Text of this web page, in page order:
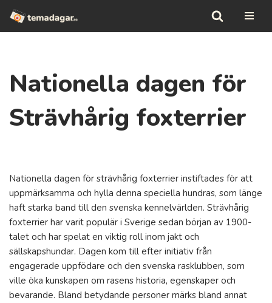
Hoppa
Nationella dagen för
Strävhårig foxterrier
Nationella dagen för strävhårig foxterrier instiftades för att
uppmärksamma och hylla denna speciella hundras, som länge
haft starka band till den svenska kennelvärlden. Strävhårig
foxterrier har varit populär i Sverige sedan början av 1900-
talet och har spelat en viktig roll inom jakt och
sällskapshundar. Dagen kom till efter initiativ från
engagerade uppfödare och den svenska rasklubben, som
ville öka kunskapen om rasens historia, egenskaper och
bevarande. Bland betydande personer märks bland annat